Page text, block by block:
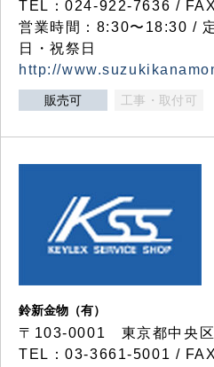
TEL：024-922-7636 /
営業時間：8:30〜18:30 /
日・祝祭日
http://
販売可 工事・取付可
鈴新金物（有）
〒103-0001 東京都中央
TEL：03-3661-5001 /